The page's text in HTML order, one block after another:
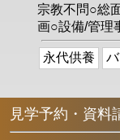
宗教不問○総
画○設備/管理
永代供養
見学予約・資料